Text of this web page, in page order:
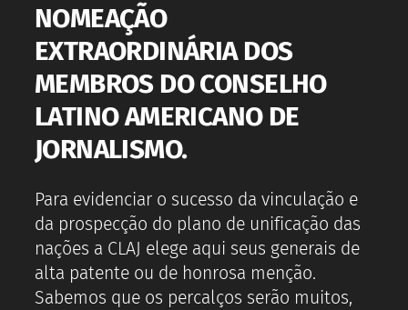
NOMEAÇÃO
EXTRAORDINÁRIA DOS
MEMBROS DO CONSELHO
LATINO AMERICANO DE
JORNALISMO.
Para evidenciar o sucesso da vinculação e
da prospecção do plano de unificação das
nações a CLAJ elege aqui seus generais de
alta patente ou de honrosa menção.
Sabemos que os percalços serão muitos,